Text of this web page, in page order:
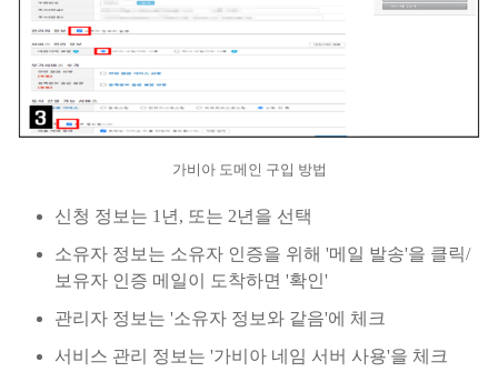
가비아 도메인 구입 방법
신청 정보는 1년, 또는 2년을 선택
소유자 정보는 소유자 인증을 위해 '메일 발송'을 클릭/
보유자 인증 메일이 도착하면 '확인'
관리자 정보는 '소유자 정보와 같음'에 체크
서비스 관리 정보는 '가비아 네임 서버 사용'을 체크